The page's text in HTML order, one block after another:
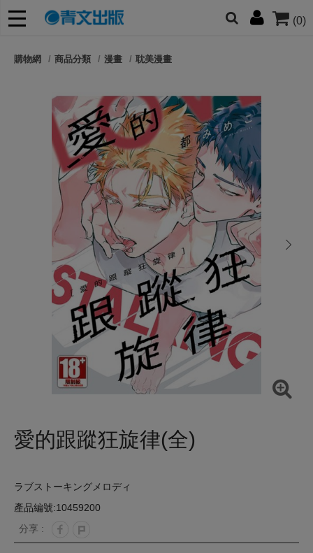
(0)
朋友們，提高警覺！
購物網 商品分類 漫畫 耽美漫畫
next
愛的跟蹤狂旋律(全)
ラブストーキングメロディ
產品編號:10459200
分享 :